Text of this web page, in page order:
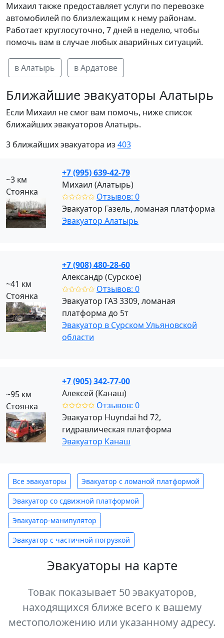
Михаил также предоставляет услуги по перевозке
автомобилей по близлежащим к нему районам.
Работает круглосуточно, 7 дней в неделю, чтобы
помочь вам в случае любых аварийных ситуаций.
в Алатырь в Ардатове
Ближайшие эвакуаторы Алатырь
Если Михаил не смог вам помочь, ниже список
ближайших эвакуаторов Алатырь.
3 ближайших эвакуатора из 403
~3 км
Стоянка
+7 (995) 639-42-79
Михаил (Алатырь)
✩✩✩✩✩ Отзывов: 0
Эвакуатор Газель, ломаная платформа
Эвакуатор Алатырь
~41 км
Стоянка
+7 (908) 480-28-60
Александр (Сурское)
✩✩✩✩✩ Отзывов: 0
Эвакуатор ГАЗ 3309, ломаная
платформа до 5т
Эвакуатор в Сурском Ульяновской
области
~95 км
Стоянка
+7 (905) 342-77-00
Алексей (Канаш)
✩✩✩✩✩ Отзывов: 0
Эвакуатор Huyndai hd 72,
гидравлическая платформа
Эвакуатор Канаш
Все эвакуаторы Эвакуатор с ломаной платформой
Эвакуатор со сдвижной платформой
Эвакуатор-манипулятор
Эвакуатор с частичной погрузкой
Эвакуаторы на карте
Товак показывает 50 эвакуаторов,
находящихся ближе всего к вашему
местоположению или указанному адресу.